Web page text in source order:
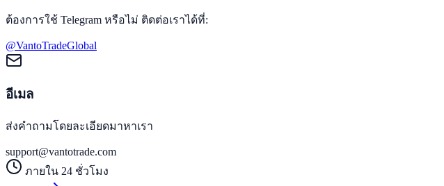
ต้องการใช้ Telegram หรือไม่ ติดต่อเราได้ที่:
@VantoTradeGlobal
อีเมล
ส่งคำถามโดยละเอียดมาหาเรา
support@vantotrade.com
ภายใน 24 ชั่วโมง